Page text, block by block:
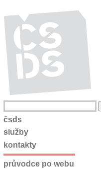
čsds
služby
kontakty
průvodce po webu